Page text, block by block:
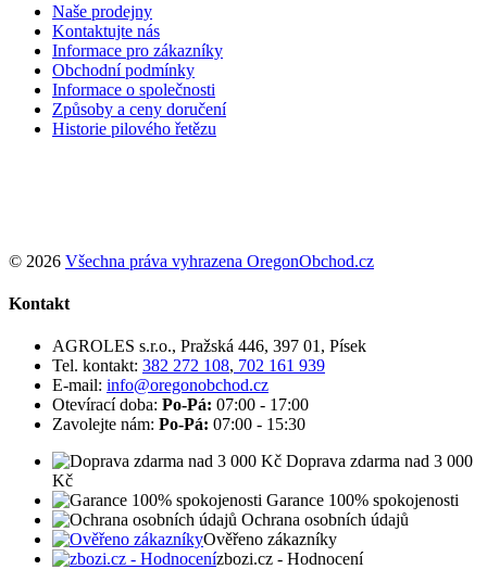
Naše prodejny
Kontaktujte nás
Informace pro zákazníky
Obchodní podmínky
Informace o společnosti
Způsoby a ceny doručení
Historie pilového řetězu
© 2026 Všechna práva vyhrazena OregonObchod.cz
Kontakt
AGROLES s.r.o., Pražská 446, 397 01, Písek
Tel. kontakt: 382 272 108, 702 161 939
E-mail: info@oregonobchod.cz
Otevírací doba: Po-Pá: 07:00 - 17:00
Zavolejte nám: Po-Pá: 07:00 - 15:30
Doprava zdarma nad 3 000
Kč
Garance 100% spokojenosti
Ochrana osobních údajů
Ověřeno zákazníky
zbozi.cz - Hodnocení